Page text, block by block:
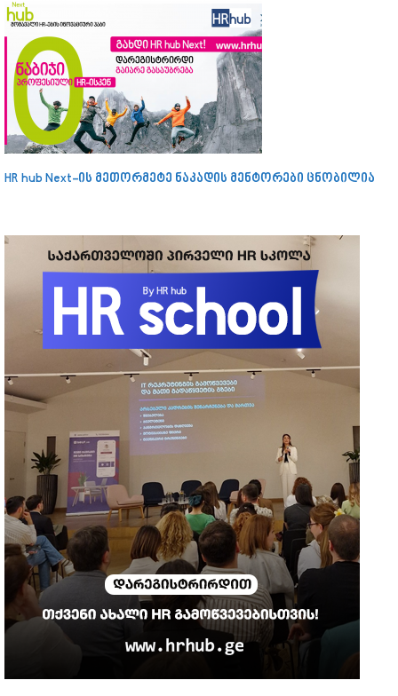
HR hub Next-ის მეთორმეტე ნაკადის მენტორები ცნობილია